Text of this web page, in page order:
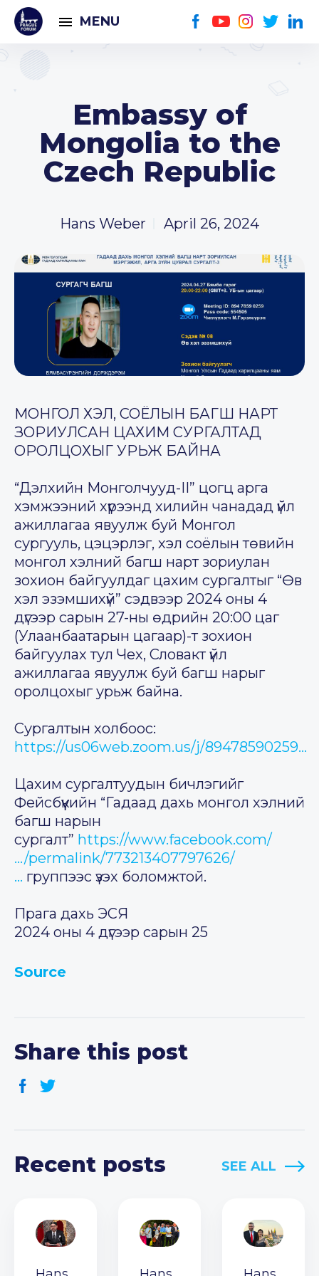
MENU
Embassy of
Mongolia to the
Czech Republic
Hans Weber April 26, 2024
МОНГОЛ ХЭЛ, СОЁЛЫН БАГШ НАРТ
ЗОРИУЛСАН ЦАХИМ СУРГАЛТАД
ОРОЛЦОХЫГ УРЬЖ БАЙНА
“Дэлхийн Монголчууд-II” цогц арга
хэмжээний хүрээнд хилийн чанадад үйл
ажиллагаа явуулж буй Монгол
сургууль, цэцэрлэг, хэл соёлын төвийн
монгол хэлний багш нарт зориулан
зохион байгуулдаг цахим сургалтыг “Өв
хэл эзэмшихүй” сэдвээр 2024 оны 4
дүгээр сарын 27-ны өдрийн 20:00 цаг
(Улаанбаатарын цагаар)-т зохион
байгуулах тул Чех, Словакт үйл
ажиллагаа явуулж буй багш нарыг
оролцохыг урьж байна.
Сургалтын холбоос:
https://us06web.zoom.us/j/89478590259…
Цахим сургалтуудын бичлэгийг
Фейсбүүкийн “Гадаад дахь монгол хэлний
багш нарын
сургалт” https://www.facebook.com/
…/permalink/773213407797626/
… группээс үзэх боломжтой.
Прага дахь ЭСЯ
2024 оны 4 дүгээр сарын 25
Source
Share this post
Recent posts SEE ALL